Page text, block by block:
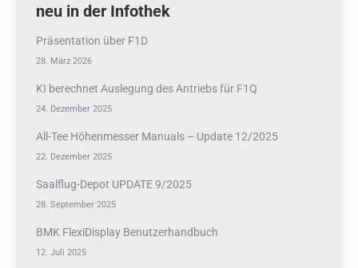
neu in der Infothek
Präsentation über F1D
28. März 2026
KI berechnet Auslegung des Antriebs für F1Q
24. Dezember 2025
All-Tee Höhenmesser Manuals – Update 12/2025
22. Dezember 2025
Saalflug-Depot UPDATE 9/2025
28. September 2025
BMK FlexiDisplay Benutzerhandbuch
12. Juli 2025